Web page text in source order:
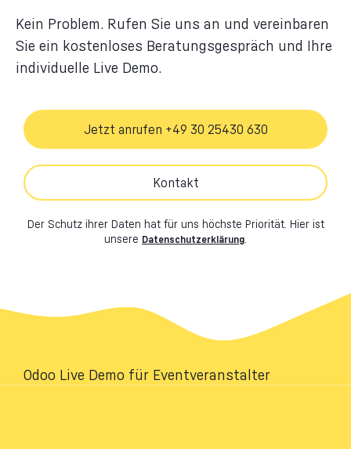
Kein Problem. Rufen Sie uns an und vereinbaren
Sie ein kostenloses Beratungsgespräch und Ihre
individuelle Live Demo.
Jetzt anrufen +49 30 25430 630
Kontakt
Der Schutz ihrer Daten hat für uns höchste Priorität. Hier ist
unsere Datenschutzerklärung
Odoo Live Demo für Eventveranstalter